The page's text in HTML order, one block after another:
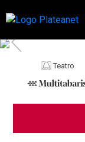
Teatro